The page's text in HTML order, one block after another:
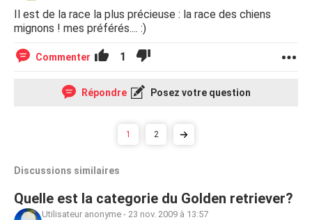
Il est de la race la plus précieuse : la race des chiens
mignons ! mes préférés.... :)
Commenter 1
Répondre Posez votre question
1 2
Discussions similaires
Quelle est la categorie du Golden retriever?
Utilisateur anonyme - 23 nov. 2009 à 13:57